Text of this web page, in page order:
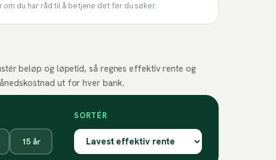
du har råd til å betjene det før du søker.
beløp og løpetid, så regnes effektiv rente og
ut for hver bank.
15 år
SORTÉR